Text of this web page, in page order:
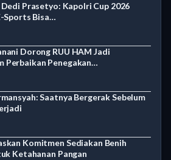
Prasetyo: Kapolri Cup 2026
Sports Bisa…
Dorong RUU HAM Jadi
Perbaikan Penegakan…
Saatnya Bergerak Sebelum
Komitmen Sediakan Benih
Ketahanan Pangan